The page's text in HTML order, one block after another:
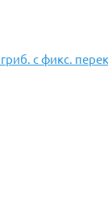
с фикс.